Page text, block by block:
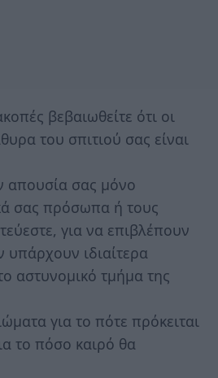
βεβαιωθείτε ότι οι
του σπιτιού σας είναι
απουσία σας µόνο
σας πρόσωπα ή τους
για να επιβλέπουν
υπάρχουν ιδιαίτερα
αστυνομικό τμήμα της
για το πότε πρόκειται
το πόσο καιρό θα